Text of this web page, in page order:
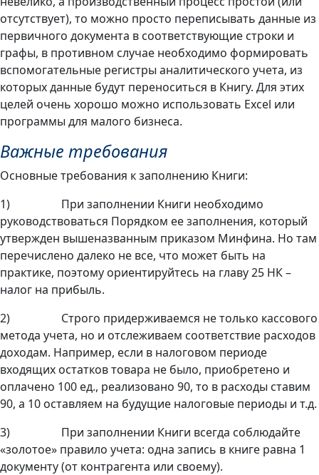
отсутствует), то можно просто переписывать данные из
первичного документа в соответствующие строки и
графы, в противном случае необходимо формировать
вспомогательные регистры аналитического учета, из
которых данные будут переноситься в Книгу. Для этих
целей очень хорошо можно использовать Excel или
программы для малого бизнеса.
Важные требования
Основные требования к заполнению Книги:
1) При заполнении Книги необходимо
руководствоваться Порядком ее заполнения, который
утвержден вышеназванным приказом Минфина. Но там
перечислено далеко не все, что может быть на
практике, поэтому ориентируйтесь на главу 25 НК –
налог на прибыль.
2) Строго придерживаемся не только кассового
метода учета, но и отслеживаем соответствие расходов
доходам. Например, если в налоговом периоде
входящих остатков товара не было, приобретено и
оплачено 100 ед., реализовано 90, то в расходы ставим
90, а 10 оставляем на будущие налоговые периоды и т.д.
3) При заполнении Книги всегда соблюдайте
«золотое» правило учета: одна запись в книге равна 1
документу (от контрагента или своему).